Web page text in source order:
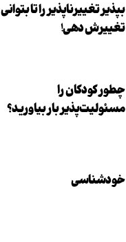
بپذير تغييرناپذير را تا بتواني
تغييرش دهي!‏
چطور کودکان را
مسئولیت‌پذیر بار بیاورید؟
خودشناسی